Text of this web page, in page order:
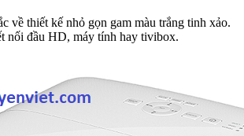
về thiết kế nhỏ gọn gam màu trắng tinh xảo.
nối đầu HD, máy tính hay tivibox.